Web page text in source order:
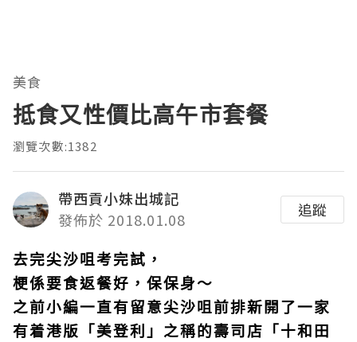
美食
抵食又性價比高午市套餐
瀏覽次數:1382
帶西貢小妹出城記
發佈於 2018.01.08
追蹤
去完尖沙咀考完試，
梗係要食返餐好，保保身～
之前小編一直有留意尖沙咀前排新開了一家
有着港版「美登利」之稱的壽司店「十和田